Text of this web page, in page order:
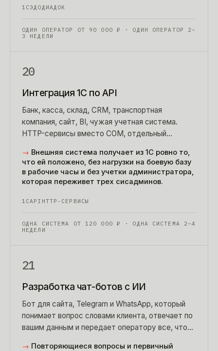
1С ЭДОДИАДОК
ОДИН ОПЕРАТОР ОТ 90 000 ₽
· ОДИН ОПЕРАТОР 2–
3 НЕДЕЛИ
20
Интеграция 1С по API
Банк, касса, склад, CRM, транспортная
компания, сайт, BI, чужая учетная система.
HTTP-сервисы вместо COM, отдельный
правами, журнал всех обращений.
→ Внешняя система получает из 1С ровно то,
что ей положено, без нагрузки на боевую базу
в рабочие часы и без учетки администратора,
которая переживет трех сисадминов.
1СAPI HTTP-СЕРВИСЫ
ОДНА СИСТЕМА ОТ 120 000 ₽
· ОДНА СИСТЕМА 2–4
НЕДЕЛИ
21
Разработка чат-ботов с ИИ
Бот для сайта, Telegram и WhatsApp, который
понимает вопрос словами клиента, отвечает по
вашим данным и передает оператору все, что
→ Повторяющиеся вопросы и первичный